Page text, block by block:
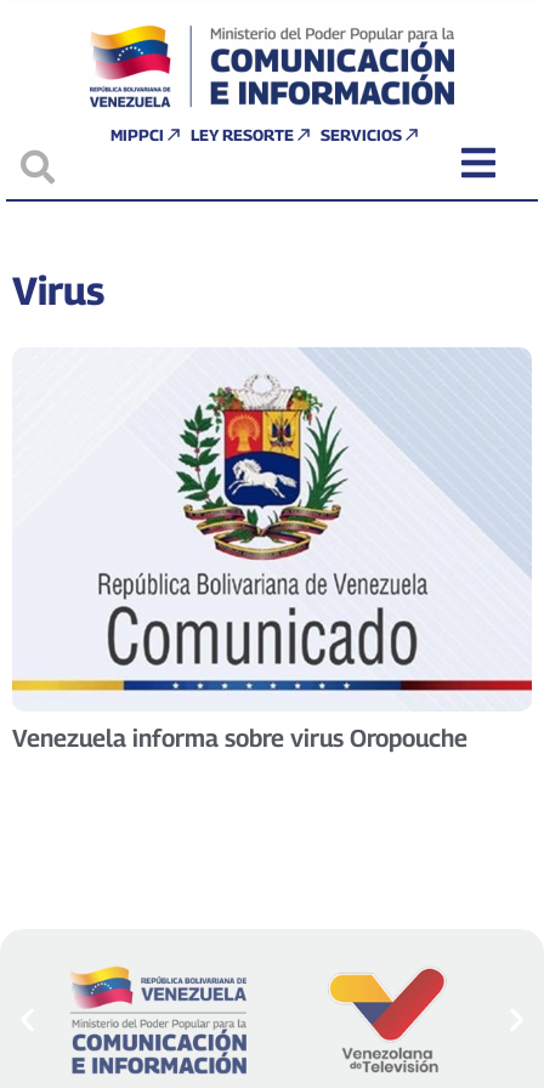
MIPPCI LEY RESORTE SERVICIOS
Virus
Venezuela informa sobre virus Oropouche